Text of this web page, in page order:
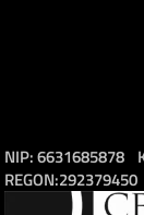
NIP:6631685878
REGON:292379450